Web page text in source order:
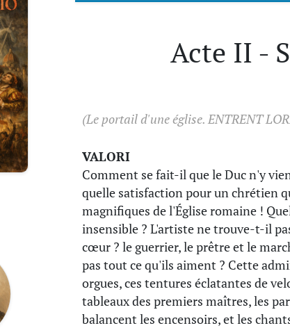
Acte II -
(Le portail d'une église. ENTRENT
VALORI
Comment se fait-il que le Duc n'y
quelle satisfaction pour un chrétien
magnifiques de l'Église romaine !
insensible ? L'artiste ne trouve-t-il
cœur ? le guerrier, le prêtre et le
pas tout ce qu'ils aiment ? Cette
orgues, ces tentures éclatantes de
tableaux des premiers maîtres, les
balancent les encensoirs, et les